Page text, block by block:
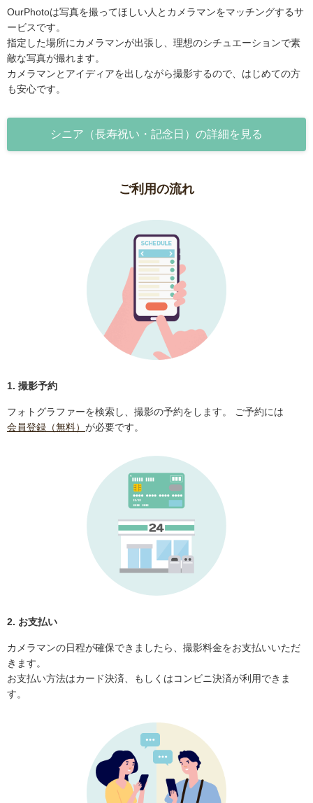
OurPhotoは写真を撮ってほしい人とカメラマンをマッチングするサ
ービスです。
指定した場所にカメラマンが出張し、理想のシチュエーションで素
敵な写真が撮れます。
カメラマンとアイディアを出しながら撮影するので、はじめての方
も安心です。
シニア（長寿祝い・記念日）の詳細を見る
ご利用の流れ
1. 撮影予約
フォトグラファーを検索し、撮影の予約をします。 ご予約には
会員登録（無料） が必要です。
2. お支払い
カメラマンの日程が確保できましたら、撮影料金をお支払いいただ
きます。
お支払い方法はカード決済、もしくはコンビニ決済が利用できま
す。